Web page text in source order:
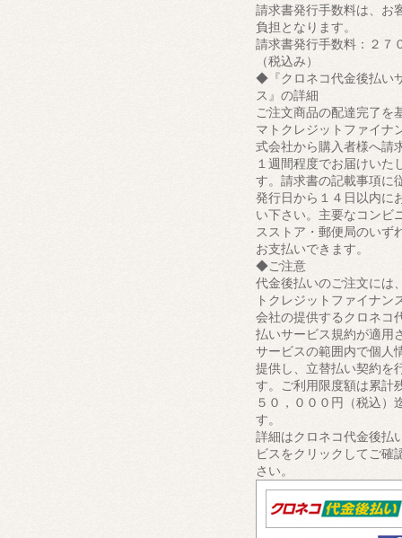
請求書発行手数料は、お
負担となります。
請求書発行手数料：２７
（税込み）
◆『クロネコ代金後払い
ス』の詳細
ご注文商品の配達完了を
マトクレジットファイナ
式会社から購入者様へ請
１週間程度でお届けいた
す。請求書の記載事項に
発行日から１４日以内に
い下さい。主要なコンビ
スストア・郵便局のいず
お支払いできます。
◆ご注意
代金後払いのご注文には
トクレジットファイナン
会社の提供するクロネコ
払いサービス規約が適用
サービスの範囲内で個人
提供し、立替払い契約を
す。ご利用限度額は累計
５０，０００円（税込）
す。
詳細はクロネコ代金後払
ビスをクリックしてご確
さい。